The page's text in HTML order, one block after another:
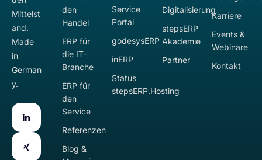
Mittelst
and.
Made
in
German
y.
den
Handel
ERP für
die IT-
Branche
ERP für
den
Service
Referenzen
Blog &
Service
Portal
godesysERP
inERP
Status
stepsERP.Hosting
Digitalisierung
stepsERP
Akademie
Partner
Karriere
Events &
Webinare
Kontakt